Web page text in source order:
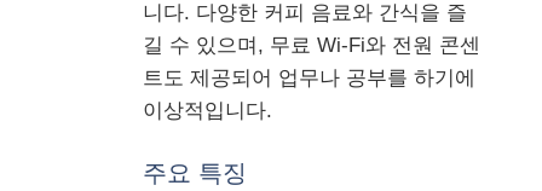
니다. 다양한 커피 음료와 간식을 즐
길 수 있으며, 무료 Wi-Fi와 전원 콘센
트도 제공되어 업무나 공부를 하기에
이상적입니다.
주요 특징